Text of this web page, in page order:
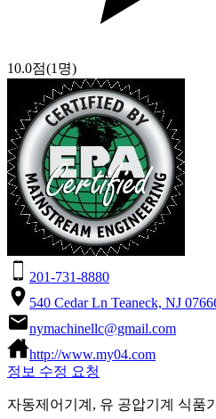
10.0점(1명)
201-731-8880
540 Cedar Ln Teaneck, NJ
nymachinellc@gmail.com
http://www.my04.com
정보 수정 요청
자동제어기계, 유 공압기계 식품